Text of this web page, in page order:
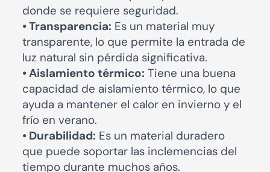
donde se requiere seguridad.
• Transparencia: Es un material muy
transparente, lo que permite la entrada de
luz natural sin pérdida significativa.
• Aislamiento térmico: Tiene una buena
capacidad de aislamiento térmico, lo que
ayuda a mantener el calor en invierno y el
frío en verano.
• Durabilidad: Es un material duradero
que puede soportar las inclemencias del
tiempo durante muchos años.